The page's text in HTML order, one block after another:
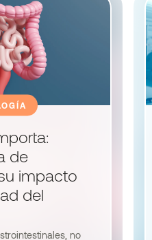
de
impacto
del
no